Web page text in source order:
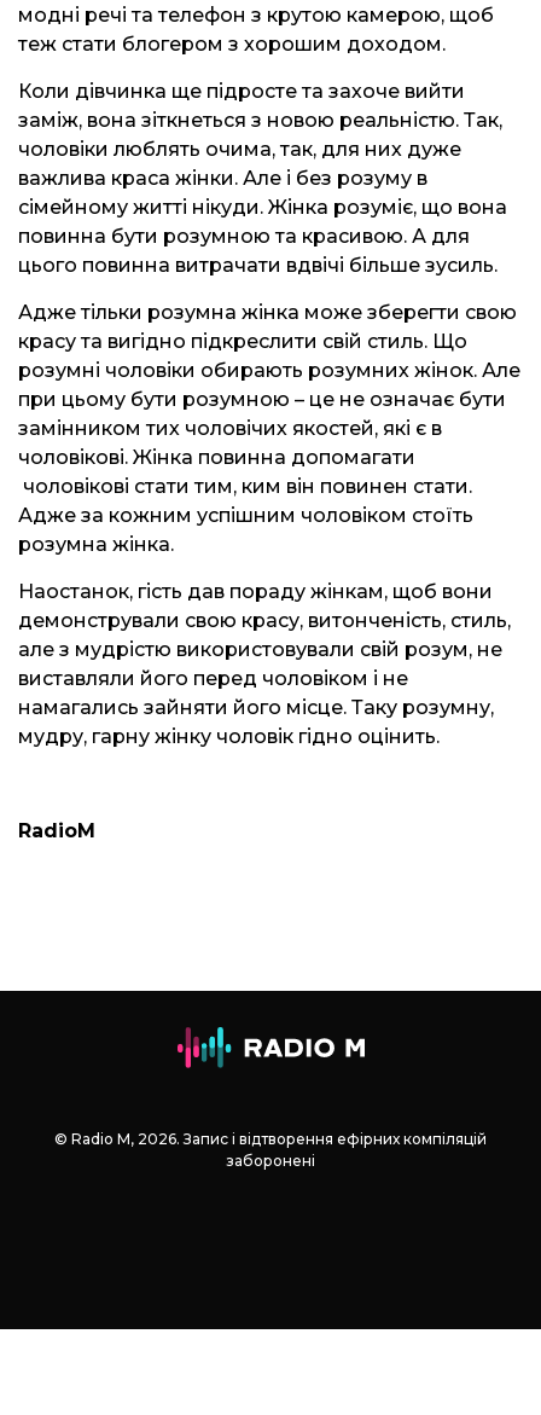
модні речі та телефон з крутою камерою, щоб
теж стати блогером з хорошим доходом.
Коли дівчинка ще підросте та захоче вийти
заміж, вона зіткнеться з новою реальністю. Так,
чоловіки люблять очима, так, для них дуже
важлива краса жінки. Але і без розуму в
сімейному житті нікуди. Жінка розуміє, що вона
повинна бути розумною та красивою. А для
цього повинна витрачати вдвічі більше зусиль.
Адже тільки розумна жінка може зберегти свою
красу та вигідно підкреслити свій стиль. Що
розумні чоловіки обирають розумних жінок. Але
при цьому бути розумною – це не означає бути
замінником тих чоловічих якостей, які є в
чоловікові. Жінка повинна допомагати
чоловікові стати тим, ким він повинен стати.
Адже за кожним успішним чоловіком стоїть
розумна жінка.
Наостанок, гість дав пораду жінкам, щоб вони
демонстрували свою красу, витонченість, стиль,
але з мудрістю використовували свій розум, не
виставляли його перед чоловіком і не
намагались зайняти його місце. Таку розумну,
мудру, гарну жінку чоловік гідно оцінить.
RadioM
© Radio М, 2026. Запис і відтворення ефірних компіляцій
заборонені